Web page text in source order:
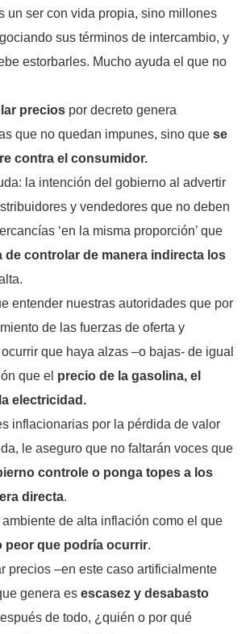
un ser con vida propia, sino millones
sus términos de intercambio, y
estorbarles. Mucho ayuda el que no
precios por decreto genera
que no quedan impunes, sino que se
contra el consumidor.
la intención del gobierno al advertir
y vendedores que no deben
‘en la misma proporción’ que
de controlar de manera indirecta los
entender nuestras autoridades que por
de las fuerzas de oferta y
que haya alzas –o bajas- de igual
que el precio de la gasolina, el
electricidad.
inflacionarias por la pérdida de valor
le aseguro que no faltarán voces que
controle o ponga topes a los
directa.
de alta inflación como el que
peor que podría ocurrir.
precios –en este caso artificialmente
genera es escasez y desabasto
de todo, ¿quién o por qué